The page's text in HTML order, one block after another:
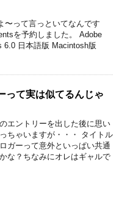
〜って言っといてなんです
を予約しました。 Adobe
6.0 日本語版 Macintosh版
って実は似てるんじゃ
エントリーを出した後に思い
ちゃいますが・・・ タイトル
ガーって意外といっぱい共通
な？ちなみにオレはギャルで